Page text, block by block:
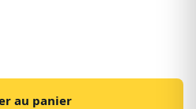
au panier